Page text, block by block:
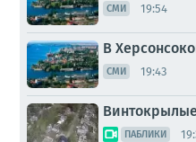
СМИ 19:54
В
СМИ 19:43
ПАБЛИКИ